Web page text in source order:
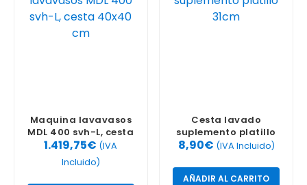
Maquina lavavasos
MDL 400 svh-L, cesta
40×40 cm
1.419,75€ (IVA
Incluido)
Cesta lavado
suplemento platillo
31cm
8,90€ (IVA Incluido)
AÑADIR AL CARRITO